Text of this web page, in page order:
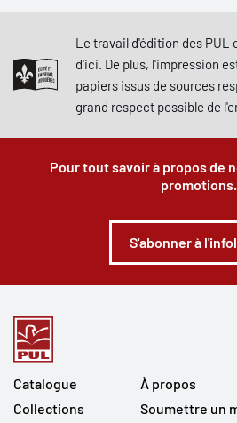
Le travail d'édition des PUL
d'ici. De plus, l'impression
papiers issus de sources
grand respect possible de
Pour tout savoir à propos de
promotions.
S'abonner à
Catalogue
Collections
À propos
Soumettre un